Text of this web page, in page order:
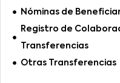
Nóminas de
Registro de
Transferencias
Otras Transferencias